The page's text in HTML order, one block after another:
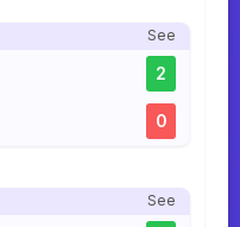
See
2
0
See